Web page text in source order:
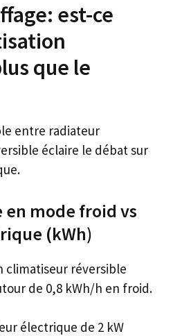
est-ce
que le
entre radiateur
éclaire le débat sur
mode froid vs
(kWh)
climatiseur réversible
de 0,8 kWh/h en froid.
électrique de 2 kW